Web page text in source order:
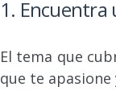
1. Encuentra
El tema que
que te